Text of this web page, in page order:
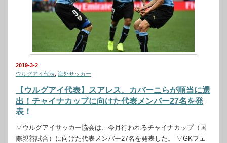
2019-3-2
ウルグアイ代表 海外サッカー
【ウルグアイ代表】スアレス、カバーニらが順当に選
出！チャイナカップに向けた代表メンバー27名を発
表！
▽ウルグアイサッカー協会は、今月行われるチャイナカップ（国
際親善試合）に向けた代表メンバー27名を発表した。 ▽GKフェ